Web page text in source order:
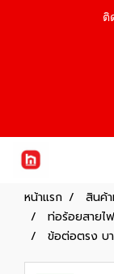
ติ
หน้าแรก สินค้
ท่อร้อยสาย
ข้อต่อตรง บ